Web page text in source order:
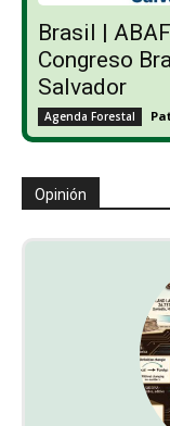
Brasil |
Congreso
Salvador
Agenda Forestal
Opinión